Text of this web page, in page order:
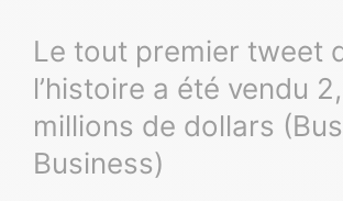
Le tout premier tweet
l’histoire a été vendu
millions de dollars
Business)